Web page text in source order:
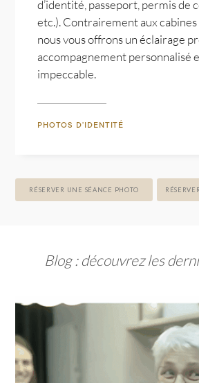
d’identité, passeport, permis de
etc.). Contrairement aux
nous vous offrons un éclairage
accompagnement personnalisé
impeccable.
PHOTOS D'IDENTITÉ
RÉSERVER UNE SÉANCE PHOTO
Blog : découvrez les